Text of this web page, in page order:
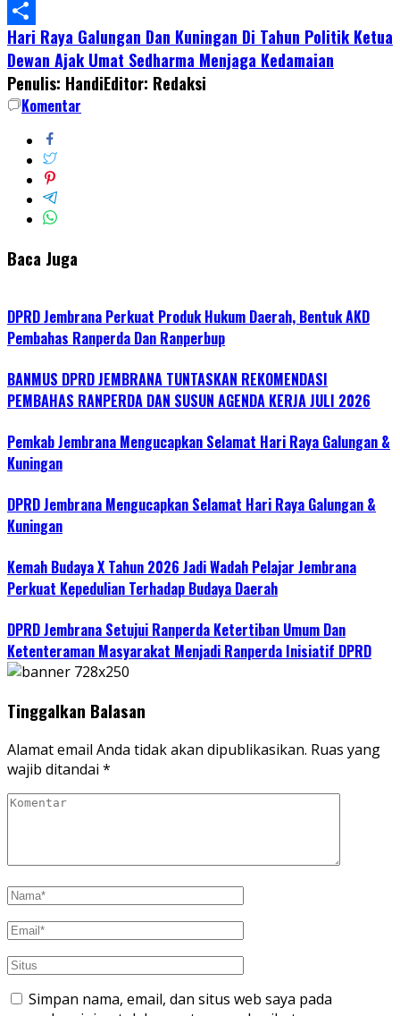
WhatsApp
Share
Hari Raya Galungan Dan Kuningan Di Tahun Politik Ketua
Dewan Ajak Umat Sedharma Menjaga Kedamaian
Penulis: HandiEditor: Redaksi
Komentar
Baca Juga
DPRD Jembrana Perkuat Produk Hukum Daerah, Bentuk AKD
Pembahas Ranperda Dan Ranperbup
BANMUS DPRD JEMBRANA TUNTASKAN REKOMENDASI
PEMBAHAS RANPERDA DAN SUSUN AGENDA KERJA JULI 2026
Pemkab Jembrana Mengucapkan Selamat Hari Raya Galungan &
Kuningan
DPRD Jembrana Mengucapkan Selamat Hari Raya Galungan &
Kuningan
Kemah Budaya X Tahun 2026 Jadi Wadah Pelajar Jembrana
Perkuat Kepedulian Terhadap Budaya Daerah
DPRD Jembrana Setujui Ranperda Ketertiban Umum Dan
Ketenteraman Masyarakat Menjadi Ranperda Inisiatif DPRD
Tinggalkan Balasan
Alamat email Anda tidak akan dipublikasikan. Ruas yang
wajib ditandai *
Simpan nama, email, dan situs web saya pada